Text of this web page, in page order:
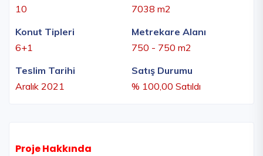
10
7038 m2
Konut Tipleri
6+1
Metrekare Alanı
750 - 750 m2
Teslim Tarihi
Aralık 2021
Satış Durumu
% 100,00 Satıldı
Proje Hakkında